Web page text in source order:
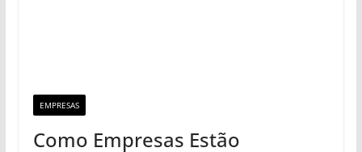
EMPRESAS
Como Empresas Estão